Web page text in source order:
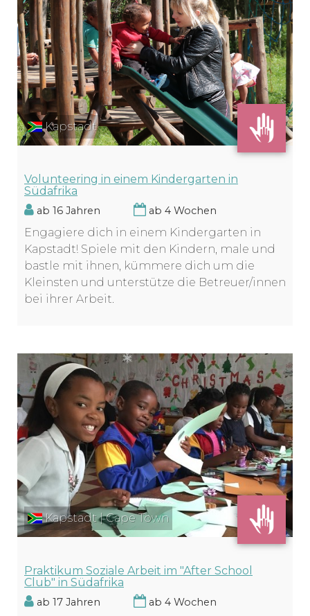
Kapstadt
Volunteering in einem Kindergarten in
Südafrika
ab 16 Jahren ab 4 Wochen
Engagiere dich in einem Kindergarten in
Kapstadt! Spiele mit den Kindern, male und
bastle mit ihnen, kümmere dich um die
Kleinsten und unterstütze die Betreuer/innen
bei ihrer Arbeit.
Kapstadt | Cape Town
Praktikum Soziale Arbeit im "After School
Club" in Südafrika
ab 17 Jahren ab 4 Wochen